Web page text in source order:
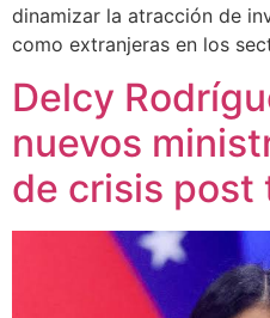
dinamizar la atracción de
como extranjeras en los
Delcy
nuevos
de crisis post